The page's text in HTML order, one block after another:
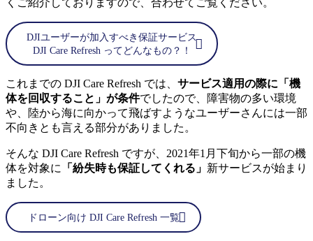
くご紹介しておりますので、合わせてご覧ください。
DJIユーザーが加入すべき保証サービス
DJI Care Refresh ってどんなもの？！
これまでの DJI Care Refresh では、 サービス適用の際に「機
体を回収すること」が条件でしたので、障害物の多い環境
や、陸から海に向かって飛ばすようなユーザーさんには一部
不向きとも言える部分がありました。
そんな DJI Care Refresh ですが、2021年1月下旬から一部の機
体を対象に 「紛失時も保証してくれる」 新サービスが始まり
ました。
ドローン向け DJI Care Refresh 一覧